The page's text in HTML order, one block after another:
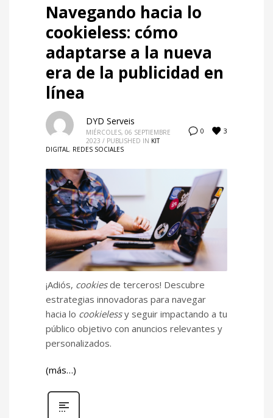
Navegando hacia lo
cookieless: cómo
adaptarse a la nueva
era de la publicidad en
línea
0 3
DYD Serveis
MIÉRCOLES, 06 SEPTIEMBRE
2023 / PUBLISHED IN KIT
DIGITAL , REDES SOCIALES
¡Adiós, cookiesde terceros! Descubre
estrategias innovadoras para navegar
hacia lo cookielessy seguir impactando a tu
público objetivo con anuncios relevantes y
personalizados.
(más…)